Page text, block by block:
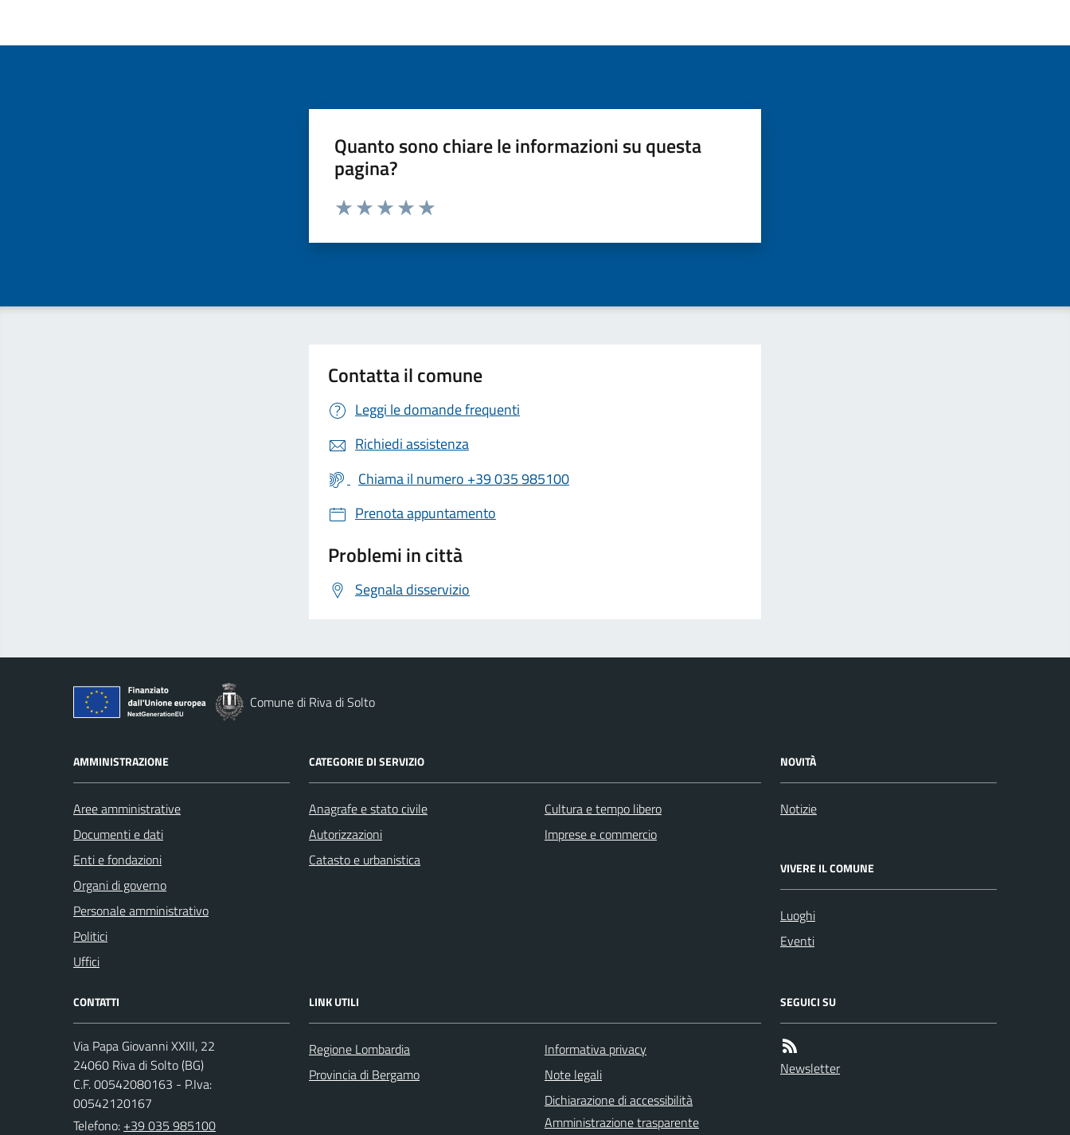
Quanto sono chiare le informazioni su questa
pagina?
Valuta da 1 a 5 stelle la pagina
Contatta il comune
Leggi le domande frequenti
Richiedi assistenza
Chiama il numero +39 035 985100
Prenota appuntamento
Problemi in città
Segnala disservizio
Comune di Riva di Solto
AMMINISTRAZIONE
Aree amministrative
Documenti e dati
Enti e fondazioni
Organi di governo
Personale amministrativo
Politici
Uffici
CATEGORIE DI SERVIZIO
Anagrafe e stato civile
Autorizzazioni
Catasto e urbanistica
Cultura e tempo libero
Imprese e commercio
NOVITÀ
Notizie
VIVERE IL COMUNE
Luoghi
Eventi
CONTATTI
Via Papa Giovanni XXIII, 22
24060 Riva di Solto (BG)
C.F. 00542080163 - P.Iva:
00542120167
Telefono: +39 035 985100
LINK UTILI
Regione Lombardia
Provincia di Bergamo
Informativa privacy
Note legali
Dichiarazione di accessibilità
Amministrazione trasparente
SEGUICI SU
Newsletter